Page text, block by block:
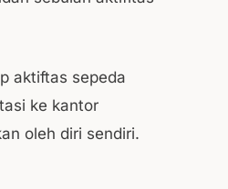
aktiftas sepeda
ke kantor
oleh diri sendiri.